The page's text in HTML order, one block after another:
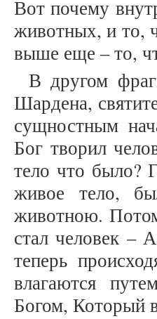
Вот почему
животных, и то,
выше еще – то,
В другом
Шардена,
сущностным
Бог творил
тело что было?
живое тело,
животною.
стал человек –
теперь
влагаются
Богом, Который